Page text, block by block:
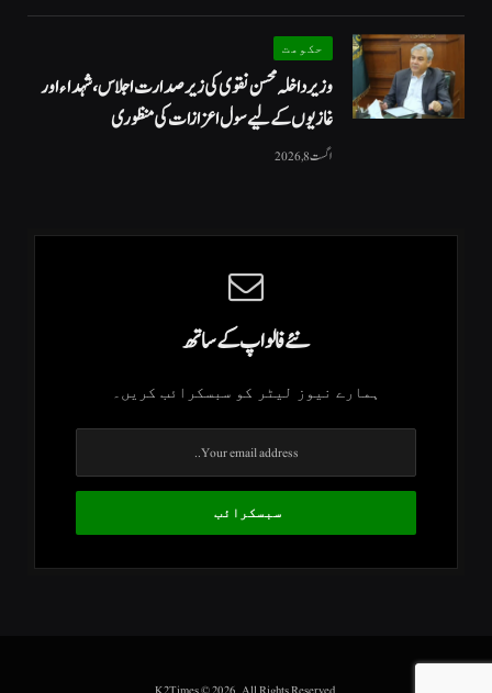
حکومت
وزیرداخلہ محسن نقوی کی زیر صدارت اجلاس، شہداء اور
غازیوں کے لیے سول اعزازات کی منظوری
اگست 8, 2026
نئے فالو اپ کے ساتھ
ہمارے نیوز لیٹر کو سبسکرائب کریں۔